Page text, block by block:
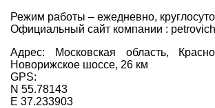
Режим работы – ежедневно,
Официальный сайт компании :
Адрес: Московская область,
Новорижское шоссе, 26 км
GPS:
N 55.78143
E 37.233903